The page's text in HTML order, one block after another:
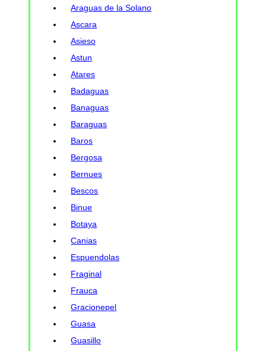
Araguas de la Solano
Ascara
Asieso
Astun
Atares
Badaguas
Banaguas
Baraguas
Baros
Bergosa
Bernues
Bescos
Binue
Botaya
Canias
Espuendolas
Fraginal
Frauca
Gracionepel
Guasa
Guasillo